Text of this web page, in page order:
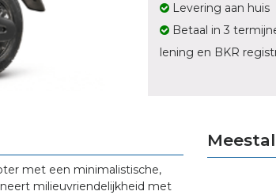
Levering aan huis
Betaal in 3
lening en BKR
met een minimalistische,
milieuvriendelijkheid met